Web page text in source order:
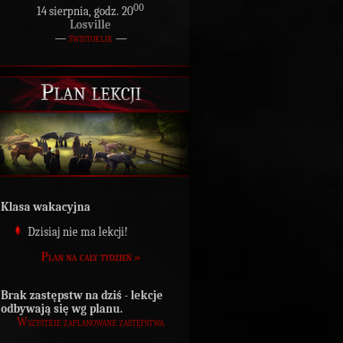
14 sierpnia, godz. 2000
Losville
— świstoklik —
Plan lekcji
Klasa wakacyjna
Dzisiaj nie ma lekcji!
Plan na cały tydzień »
Brak zastępstw na dziś - lekcje
odbywają się wg planu.
Wszystkie zaplanowane zastępstwa